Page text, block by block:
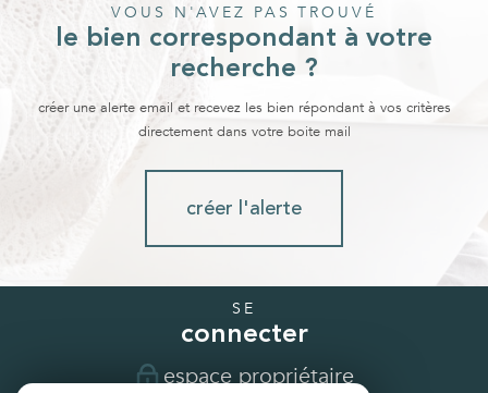
VOUS N'AVEZ PAS TROUVÉ
le bien correspondant à votre
recherche ?
créer une alerte email et recevez les bien répondant à vos critères
directement dans votre boite mail
créer l'alerte
SE
connecter
espace propriétaire